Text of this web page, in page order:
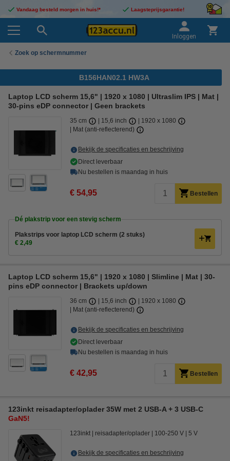
Vandaag besteld morgen in huis!* Laagsteprijsgarantie!
Inloggen
Zoek op schermnummer
B156HAN02.1 HW3A
Laptop LCD scherm 15,6" | 1920 x 1080 | Ultraslim IPS | Mat |
30-pins eDP connector | Geen brackets
35 cm 15,6 inch
1920 x 1080
Mat (anti-reflecterend)
Bekijk de specificaties en beschrijving
Direct leverbaar
Nu bestellen is maandag in huis
€ 54,95 Bestellen
Dé plakstrip voor een stevig scherm
Plakstrips voor laptop LCD scherm (2 stuks)
€ 2,49
Laptop LCD scherm 15,6" | 1920 x 1080 | Slimline | Mat | 30-
pins eDP connector | Brackets up/down
36 cm 15,6 inch
1920 x 1080
Mat (anti-reflecterend)
Bekijk de specificaties en beschrijving
Direct leverbaar
Nu bestellen is maandag in huis
€ 42,95 Bestellen
123inkt reisadapter/oplader 35W met 2 USB-A + 3 USB-C
GaN5!
123inkt reisadapter/oplader 100-250 V 5 V
Bekijk de specificaties en beschrijving